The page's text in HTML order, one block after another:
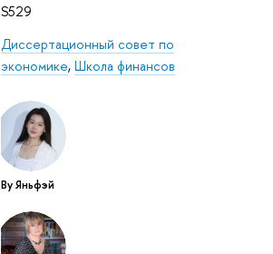
S529
Диссертационный совет по
экономике,Школа финансов
Ву Яньфэй